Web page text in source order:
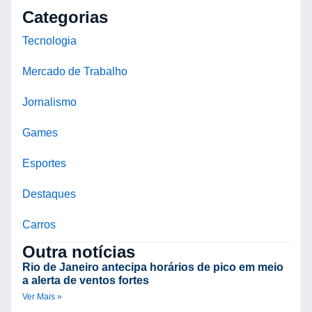
Categorias
Tecnologia
Mercado de Trabalho
Jornalismo
Games
Esportes
Destaques
Carros
Outra notícias
Rio de Janeiro antecipa horários de pico em meio
a alerta de ventos fortes
Ver Mais »